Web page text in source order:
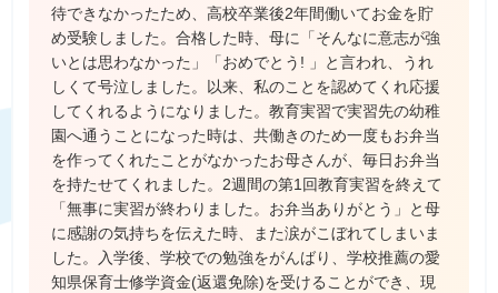
待できなかったため、高校卒業後2年間働いてお金を貯
め受験しました。合格した時、母に「そんなに意志が強
いとは思わなかった」「おめでとう! 」と言われ、うれ
しくて号泣しました。以来、私のことを認めてくれ応援
してくれるようになりました。教育実習で実習先の幼稚
園へ通うことになった時は、共働きのため一度もお弁当
を作ってくれたことがなかったお母さんが、毎日お弁当
を持たせてくれました。2週間の第1回教育実習を終えて
「無事に実習が終わりました。お弁当ありがとう」と母
に感謝の気持ちを伝えた時、また涙がこぼれてしまいま
した。入学後、学校での勉強をがんばり、学校推薦の愛
知県保育士修学資金(返還免除)を受けることができ、現